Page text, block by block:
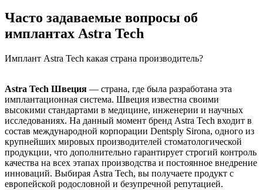
Часто задаваемые вопросы об
имплантах Astra Tech
Имплант Astra Tech какая страна производитель?
Astra Tech Швеция — страна, где была разработана эта
имплантационная система. Швеция известна своими
высокими стандартами в медицине, инженерии и научных
исследованиях. На данный момент бренд Astra Tech входит в
состав международной корпорации Dentsply Sirona, одного из
крупнейших мировых производителей стоматологической
продукции, что дополнительно гарантирует строгий контроль
качества на всех этапах производства и постоянное внедрение
инноваций. Выбирая Astra Tech, вы получаете продукт с
европейской родословной и безупречной репутацией.